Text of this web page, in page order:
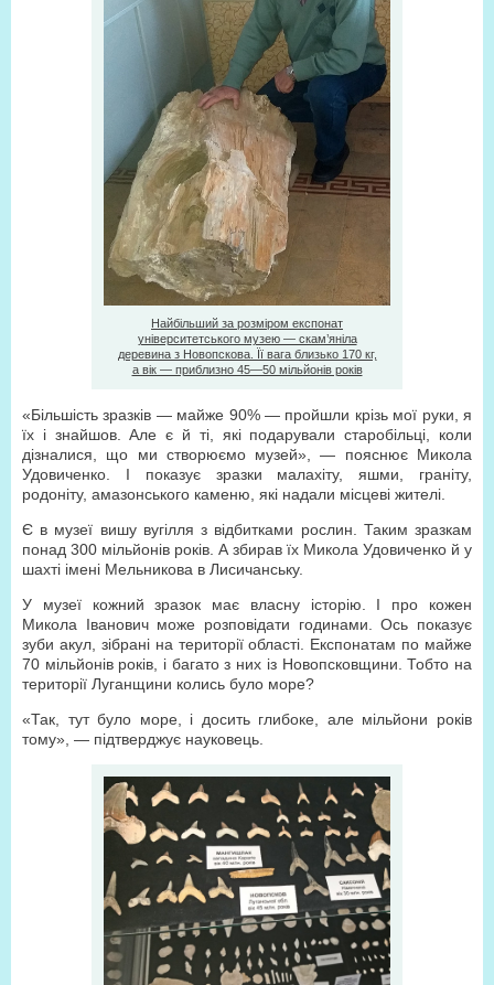
Найбільший за розміром експонат
університетського музею — скам’яніла
деревина з Новопскова. Її вага близько 170 кг,
а вік — приблизно 45—50 мільйонів років
«Більшість зразків — майже 90% — пройшли крізь мої руки, я
їх і знайшов. Але є й ті, які подарували старобільці, коли
дізналися, що ми створюємо музей», — пояснює Микола
Удовиченко. І показує зразки малахіту, яшми, граніту,
родоніту, амазонського каменю, які надали місцеві жителі.
Є в музеї вишу вугілля з відбитками рослин. Таким зразкам
понад 300 мільйонів років. А збирав їх Микола Удовиченко й у
шахті імені Мельникова в Лисичанську.
У музеї кожний зразок має власну історію. І про кожен
Микола Іванович може розповідати годинами. Ось показує
зуби акул, зібрані на території області. Експонатам по майже
70 мільйонів років, і багато з них із Новопсковщини. Тобто на
території Луганщини колись було море?
«Так, тут було море, і досить глибоке, але мільйони років
тому», — підтверджує науковець.